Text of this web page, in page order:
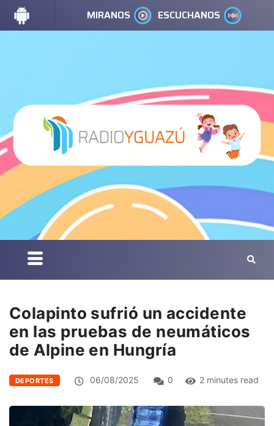
MIRANOS ESCUCHANOS
Colapinto sufrió un accidente
en las pruebas de neumáticos
de Alpine en Hungría
DEPORTES 06/08/2025 0 2 minutes read